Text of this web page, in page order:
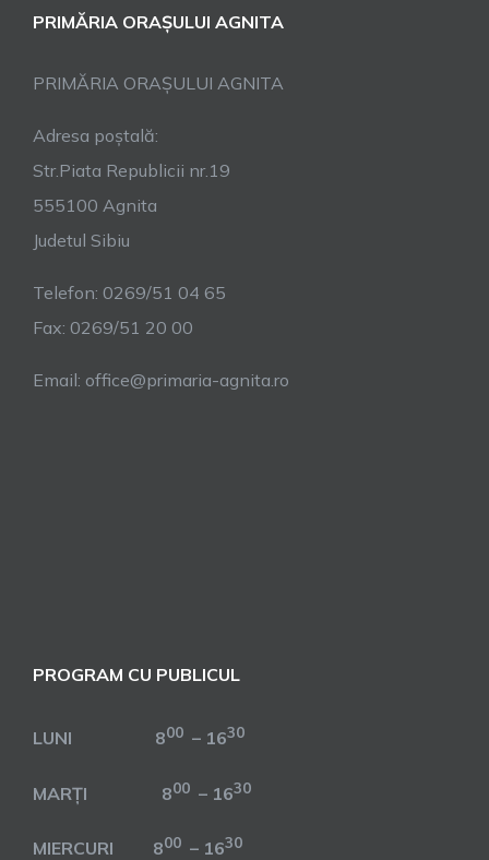
PRIMĂRIA ORAȘULUI AGNITA
PRIMĂRIA ORAȘULUI AGNITA
Adresa poștală:
Str.Piata Republicii nr.19
555100 Agnita
Judetul Sibiu
Telefon: 0269/51 04 65
Fax: 0269/51 20 00
Email: office@primaria-agnita.ro
PROGRAM CU PUBLICUL
LUNI 800 – 1630
MARȚI 800 – 1630
MIERCURI 800 – 1630